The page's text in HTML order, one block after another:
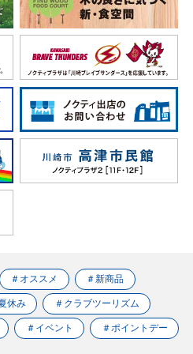
＃オススメ ＃新商品
休み ＃クラブツーリズム
＃イベント ＃ポイントデー